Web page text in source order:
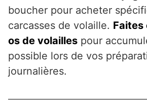
boucher pour acheter
carcasses de volaille. Faites
os de volailles pour
possible lors de vos
journalières.